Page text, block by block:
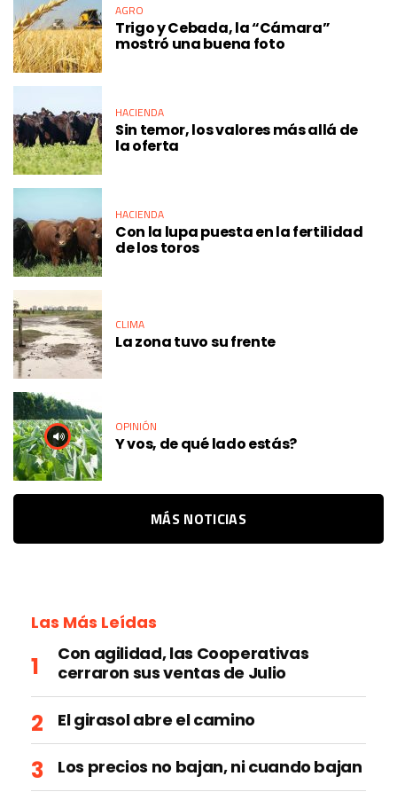
AGRO
Trigo y Cebada, la “Cámara”
mostró una buena foto
HACIENDA
Sin temor, los valores más allá de
la oferta
HACIENDA
Con la lupa puesta en la fertilidad
de los toros
CLIMA
La zona tuvo su frente
OPINIÓN
Y vos, de qué lado estás?
MÁS NOTICIAS
Las Más Leídas
Con agilidad, las Cooperativas
cerraron sus ventas de Julio
El girasol abre el camino
Los precios no bajan, ni cuando bajan